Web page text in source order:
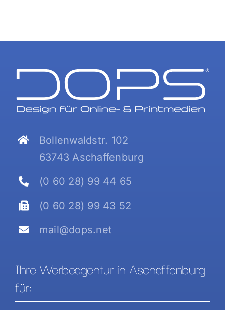
Bollenwaldstr. 102
63743 Aschaffenburg
(0 60 28) 99 44 65
(0 60 28) 99 43 52
mail@dops.net
Ihre Werbeagentur in Aschaffenburg
für: